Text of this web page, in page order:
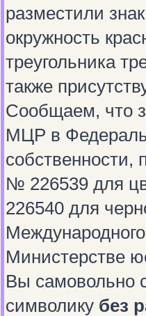
разместили
окружность
треугольника
также
Сообщаем, что
МЦР в
собственности,
№ 226539 для
226540 для
Министерстве
Вы самовольно
символику без